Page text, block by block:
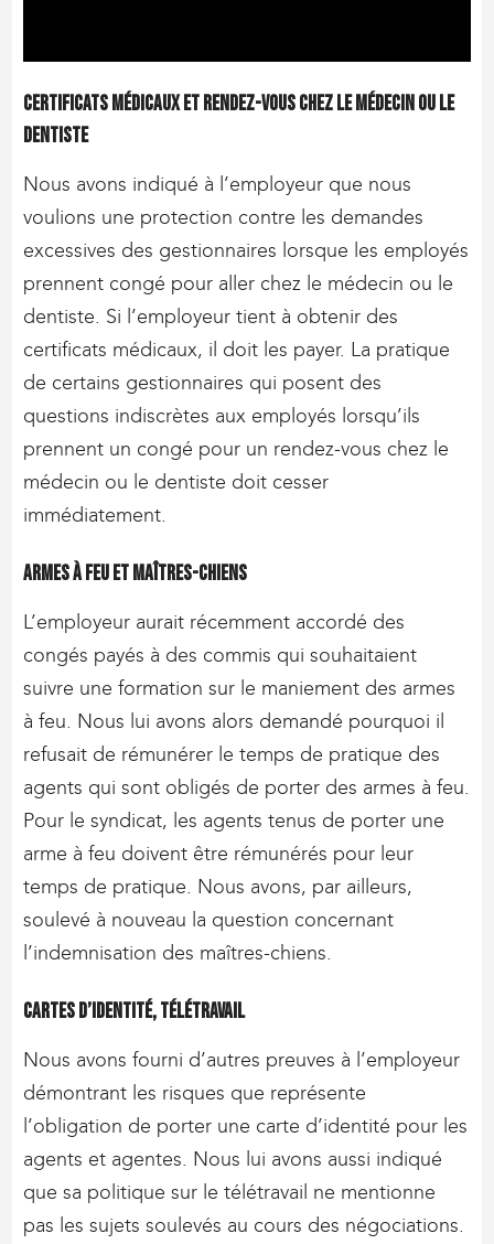
Certificats médicaux et rendez-vous chez le médecin ou le
dentiste
Nous avons indiqué à l’employeur que nous
voulions une protection contre les demandes
excessives des gestionnaires lorsque les employés
prennent congé pour aller chez le médecin ou le
dentiste. Si l’employeur tient à obtenir des
certificats médicaux, il doit les payer. La pratique
de certains gestionnaires qui posent des
questions indiscrètes aux employés lorsqu’ils
prennent un congé pour un rendez-vous chez le
médecin ou le dentiste doit cesser
immédiatement.
Armes à feu et maîtres-chiens
L’employeur aurait récemment accordé des
congés payés à des commis qui souhaitaient
suivre une formation sur le maniement des armes
à feu. Nous lui avons alors demandé pourquoi il
refusait de rémunérer le temps de pratique des
agents qui sont obligés de porter des armes à feu.
Pour le syndicat, les agents tenus de porter une
arme à feu doivent être rémunérés pour leur
temps de pratique. Nous avons, par ailleurs,
soulevé à nouveau la question concernant
l’indemnisation des maîtres-chiens.
Cartes d’identité, télétravail
Nous avons fourni d’autres preuves à l’employeur
démontrant les risques que représente
l’obligation de porter une carte d’identité pour les
agents et agentes. Nous lui avons aussi indiqué
que sa politique sur le télétravail ne mentionne
pas les sujets soulevés au cours des négociations.